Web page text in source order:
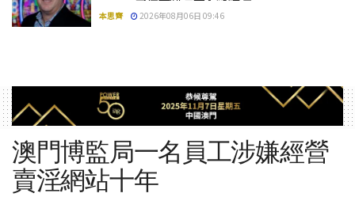
本思齊 2026年08月06日 09:46
澳門博監局一名員工涉嫌經營
賣淫網站十年